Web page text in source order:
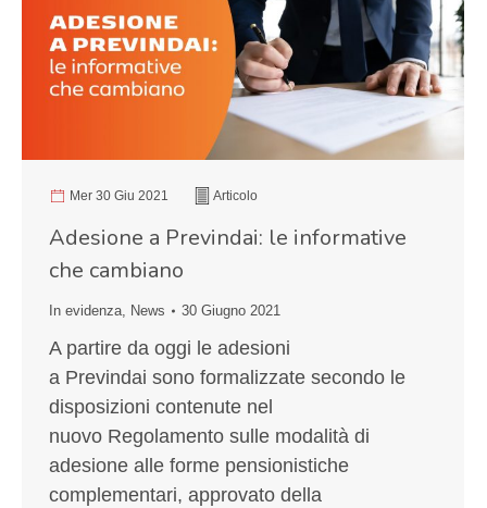
Mer 30 Giu 2021 Articolo
Adesione a Previndai: le informative
che cambiano
In evidenza, News 30 Giugno 2021
A partire da oggi le adesioni
a Previndai sono formalizzate secondo le
disposizioni contenute nel
nuovo Regolamento sulle modalità di
adesione alle forme pensionistiche
complementari, approvato della